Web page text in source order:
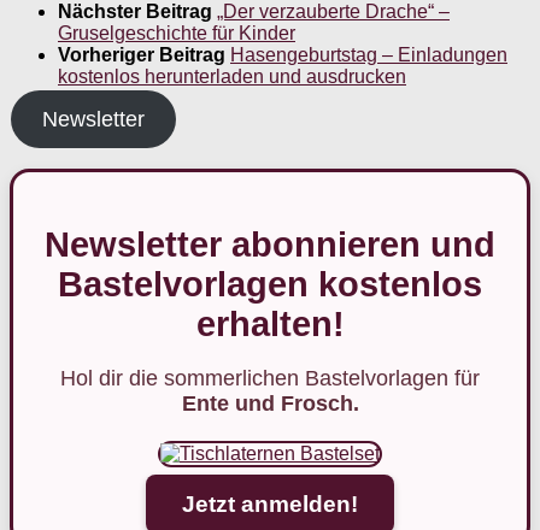
Nächster Beitrag „Der verzauberte Drache“ –
Gruselgeschichte für Kinder
Vorheriger Beitrag Hasengeburtstag – Einladungen
kostenlos herunterladen und ausdrucken
Newsletter
Newsletter abonnieren und
Bastelvorlagen kostenlos
erhalten!
Hol dir die sommerlichen Bastelvorlagen für
Ente und Frosch.
Jetzt anmelden!